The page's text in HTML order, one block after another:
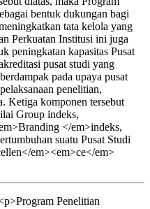
bentuk dukungan bagi
tata kelola yang
Perkuatan Institusi ini juga
peningkatan kapasitas Pusat
pusat studi yang
pada upaya pusat
penelitian,
Ketiga komponen tersebut
Group indeks,
</em>indeks,
suatu Pusat Studi
em><em>ce</em>
Penelitian